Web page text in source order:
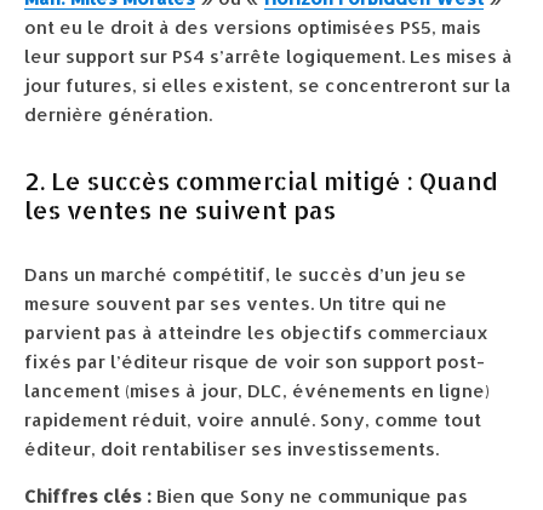
ont eu le droit à des versions optimisées PS5, mais
leur support sur PS4 s’arrête logiquement. Les mises à
jour futures, si elles existent, se concentreront sur la
dernière génération.
2. Le succès commercial mitigé : Quand
les ventes ne suivent pas
Dans un marché compétitif, le succès d’un jeu se
mesure souvent par ses ventes. Un titre qui ne
parvient pas à atteindre les objectifs commerciaux
fixés par l’éditeur risque de voir son support post-
lancement (mises à jour, DLC, événements en ligne)
rapidement réduit, voire annulé. Sony, comme tout
éditeur, doit rentabiliser ses investissements.
Chiffres clés : Bien que Sony ne communique pas